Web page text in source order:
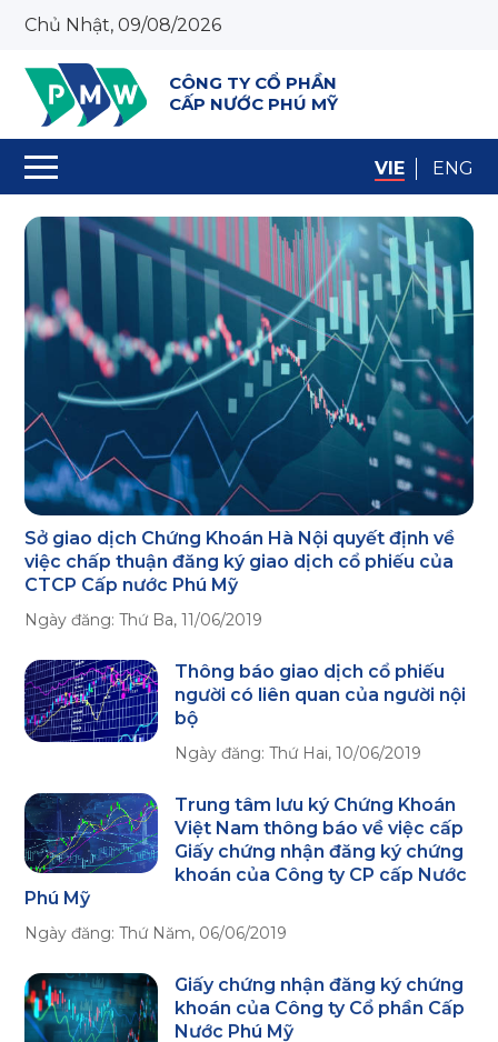
Chủ Nhật, 09/08/2026
VIE ENG
CÔNG TY CỔ PHẦN
CẤP NƯỚC PHÚ MỸ
Sở giao dịch Chứng Khoán Hà Nội quyết định về
việc chấp thuận đăng ký giao dịch cổ phiếu của
CTCP Cấp nước Phú Mỹ
Ngày đăng:Thứ Ba, 11/06/2019
Thông báo giao dịch cổ phiếu
người có liên quan của người nội
bộ
Ngày đăng:Thứ Hai, 10/06/2019
Trung tâm lưu ký Chứng Khoán
Việt Nam thông báo về việc cấp
Giấy chứng nhận đăng ký chứng
khoán của Công ty CP cấp Nước
Phú Mỹ
Ngày đăng:Thứ Năm, 06/06/2019
Giấy chứng nhận đăng ký chứng
khoán của Công ty Cổ phần Cấp
Nước Phú Mỹ